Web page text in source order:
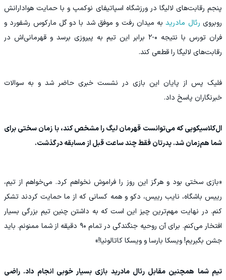
پنجم رقابت‌های لالیگا در ورزشگاه اسپاتیفای نوکمپ و با حمایت هوادارانش
روبروی رئال مادریدبه میدان رفت و موفق شد با دو گل مارکوس رشفورد و
فران تورس با نتیجه ۰-۲ برابر این تیم به پیروزی برسد و قهرمانی‌اش در
رقابت‌های لالیگا را قطعی کند.
فلیک پس از پایان این بازی در نشست خبری حاضر شد و به سوالات
خبرنگاران پاسخ داد.
ال‌کلاسیکویی که می‌توانست قهرمان لیگ را مشخص کند، با زمان سختی برای
شما هم‌زمان شد. پدرتان فقط چند ساعت قبل از مسابقه درگذشت.
«بازی سختی بود و هرگز این روز را فراموش نخواهم کرد. می‌خواهم از تیم،
رییس باشگاه، نایب‌ رییس، دکو و همه کسانی که از ما حمایت کردند تشکر
کنم. در نهایت مهم‌ترین چیز این است که به داشتن چنین تیم بزرگی بسیار
افتخار می‌کنم. برای آن روحیه جنگندگی در تمام ۹۰ دقیقه از شما ممنونم. باید
جشن بگیریم! ویسکا بارسا و ویسکا کاتالونیا!»
تیم شما همچنین مقابل رئال مادرید بازی بسیار خوبی انجام داد. راضی